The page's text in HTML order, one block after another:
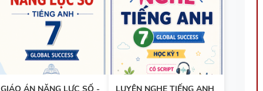
BÀI TẬP LUYỆN NGHE - TIẾNG ANH
9 - GLOBAL SUCCESS - HỌC KỲ 2 -